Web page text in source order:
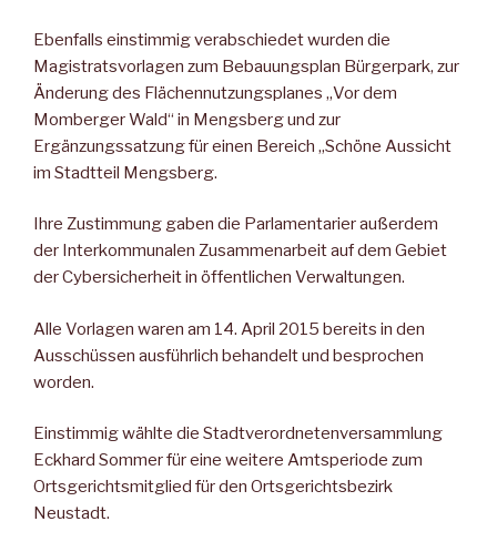
Ebenfalls einstimmig verabschiedet wurden die
Magistratsvorlagen zum Bebauungsplan Bürgerpark, zur
Änderung des Flächennutzungsplanes „Vor dem
Momberger Wald“ in Mengsberg und zur
Ergänzungssatzung für einen Bereich „Schöne Aussicht
im Stadtteil Mengsberg.
Ihre Zustimmung gaben die Parlamentarier außerdem
der Interkommunalen Zusammenarbeit auf dem Gebiet
der Cybersicherheit in öffentlichen Verwaltungen.
Alle Vorlagen waren am 14. April 2015 bereits in den
Ausschüssen ausführlich behandelt und besprochen
worden.
Einstimmig wählte die Stadtverordnetenversammlung
Eckhard Sommer für eine weitere Amtsperiode zum
Ortsgerichtsmitglied für den Ortsgerichtsbezirk
Neustadt.